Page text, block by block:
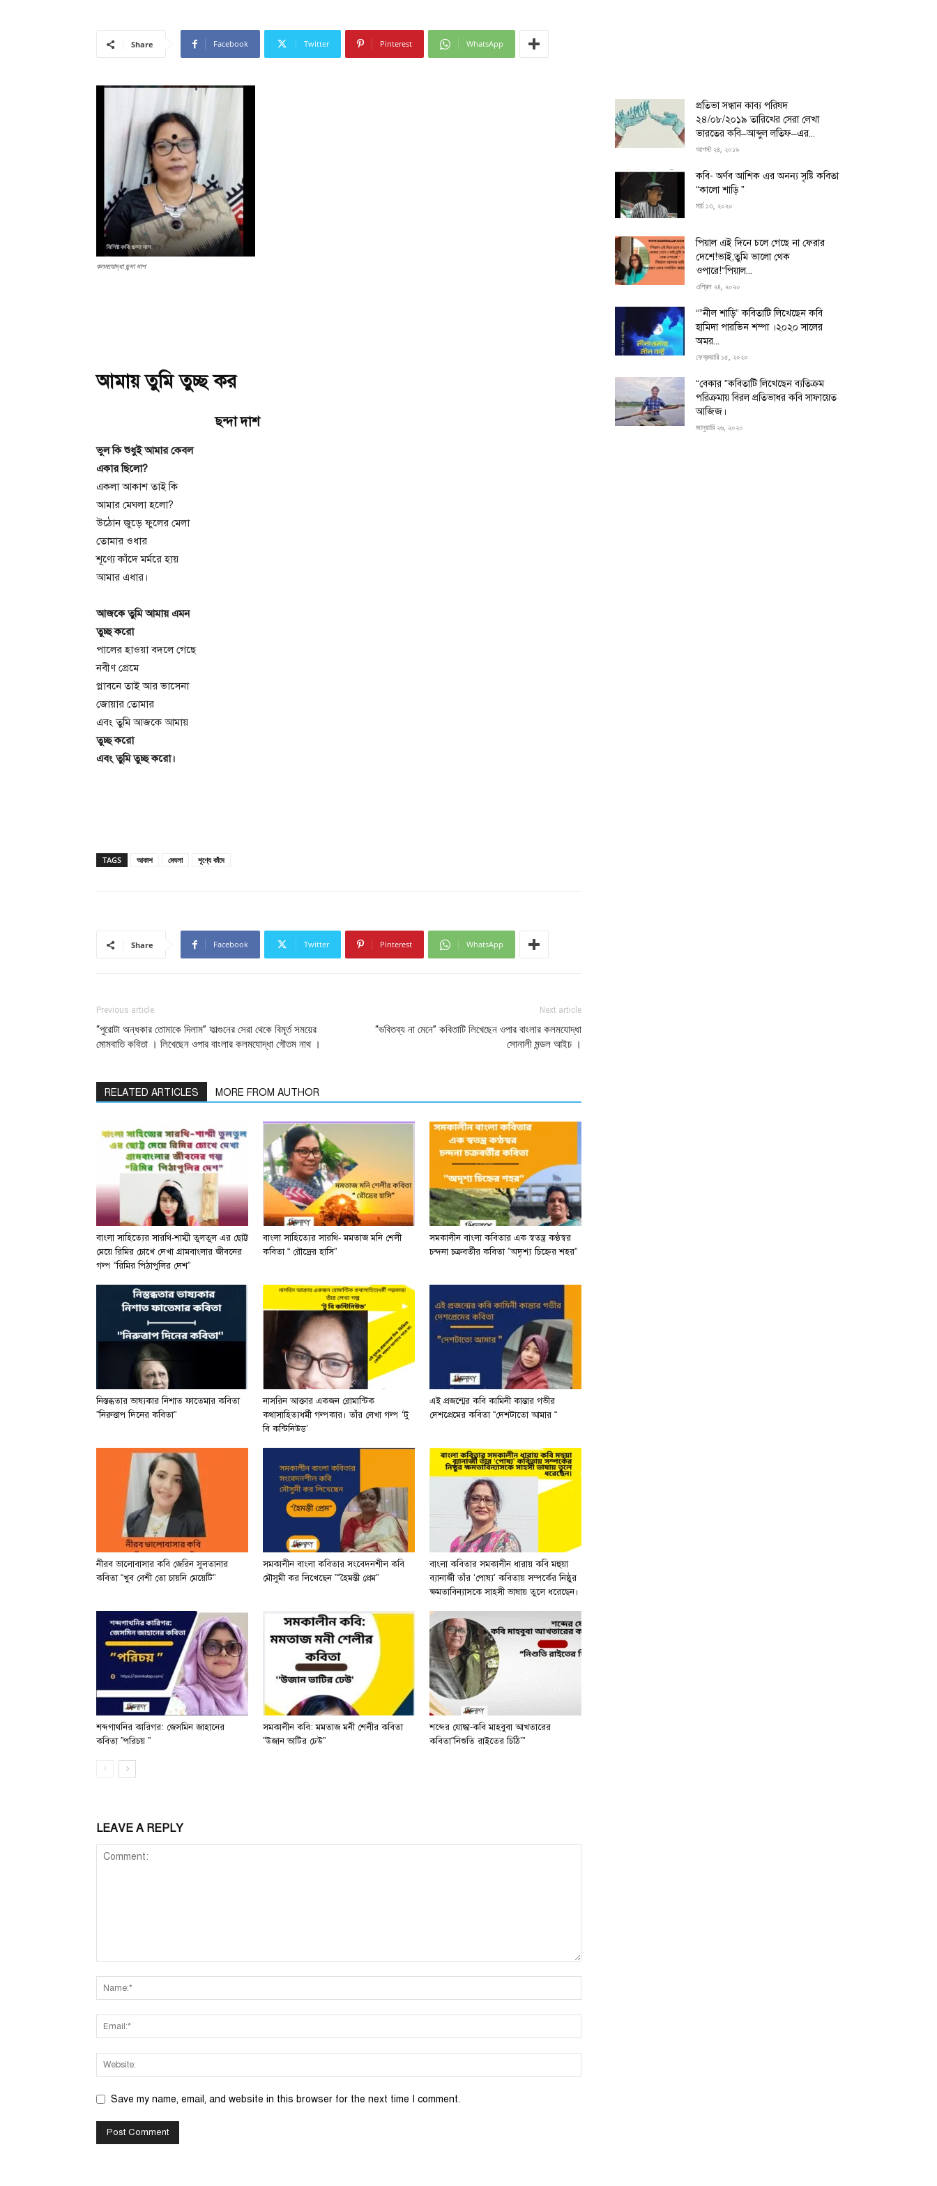
Share Facebook Twitter Pinterest WhatsApp
কলমযোদ্ধা ছন্দা দাশ
আমায় তুমি তুচ্ছ কর
ছন্দা দাশ
ভুল কি শুধুই আমার কেবল
একার ছিলো?
একলা আকাশ তাই কি
আমার মেঘলা হলো?
উঠোন জুড়ে ফুলের মেলা
তোমার ওধার
শূণ্যে কাঁদে মর্মরে হায়
আমার এধার।
আজকে তুমি আমায় এমন
তুচ্ছ করো
পালের হাওয়া বদলে গেছে
নবীণ প্রেমে
প্লাবনে তাই আর ভাসেনা
জোয়ার তোমার
এবং তুমি আজকে আমায়
তুচ্ছ করো
এবং তুমি তুচ্ছ করো।
TAGS আকাশ মেঘলা শূণ্যে কাঁদে
Share Facebook Twitter Pinterest WhatsApp
Previous article
“পুরোটা অন্ধকার তোমাকে দিলাম” ফাল্গুনের সেরা থেকে বিমূর্ত সময়ের
মোমবাতি কবিতা । লিখেছেন ওপার বাংলার কলমযোদ্ধা গৌতম নাথ ।
Next article
“ভবিতব্য না মেনে” কবিতাটি লিখেছেন ওপার বাংলার কলমযোদ্ধা
সোনালী মন্ডল আইচ ।
RELATED ARTICLES MORE FROM AUTHOR
বাংলা সাহিত্যের সারথি-শাম্মী তুলতুল এর ছোট্ট
মেয়ে রিমির চোখে দেখা গ্রামবাংলার জীবনের
গল্প “রিমির পিঠাপুলির দেশ”
বাংলা সাহিত্যের সারথি- মমতাজ মনি শেলী
কবিতা “ রৌদ্রের হাসি”
সমকালীন বাংলা কবিতার এক স্বতন্ত্র কণ্ঠস্বর
চন্দনা চক্রবর্তীর কবিতা ”অদৃশ্য চিহ্নের শহর”
নিস্তব্ধতার ভাষ্যকার নিশাত ফাতেমার কবিতা
”নিরুত্তাপ দিনের কবিতা”
নাসরিন আক্তার একজন রোমান্টিক
কথাসাহিত্যধর্মী গল্পকার। তাঁর লেখা গল্প ‘টু
বি কন্টিনিউড’
এই প্রজন্মের কবি কামিনী কান্তার গভীর
দেশপ্রেমের কবিতা “দেশটাতো আমার “
নীরব ভালোবাসার কবি জেরিন সুলতানার
কবিতা “খুব বেশী তো চায়নি মেয়েটি”
সমকালীন বাংলা কবিতার সংবেদনশীল কবি
মৌসুমী কর লিখেছেন ”“হৈমন্তী প্রেম”
বাংলা কবিতার সমকালীন ধারায় কবি মহুয়া
ব্যানার্জী তাঁর ‘পোষ্য’ কবিতায় সম্পর্কের নিষ্ঠুর
ক্ষমতাবিন্যাসকে সাহসী ভাষায় তুলে ধরেছেন।
শব্দগাথনির কারিগর: জেসমিন জাহানের
কবিতা ”পরিচয় ”
সমকালীন কবি: মমতাজ মনী শেলীর কবিতা
”উজান ভাটির ঢেউ”
শব্দের যোদ্ধা-কবি মাহবুবা আখতারের
কবিতা“নিশুতি রাইতের চিঠি’”
LEAVE A REPLY
Save my name, email, and website in this browser for the next time I comment.
প্রতিভা সন্ধান কাব্য পরিষদ
২৪/০৮/২০১৯ তারিখের সেরা লেখা
ভারতের কবি–আব্দুল লতিফ–এর...
আগস্ট ২৪, ২০১৯
কবি- অর্ণব আশিক এর অনন্য সৃষ্টি কবিতা
“কালো শাড়ি ”
মার্চ ১৩, ২০২০
পিয়াল এই দিনে চলে গেছে না ফেরার
দেশে!ভাই,তুমি ভালো থেক
ওপারে!“পিয়াল...
এপ্রিল ২৪, ২০২০
“”নীল শাড়ি” কবিতাটি লিখেছেন কবি
হামিদা পারভিন শম্পা ।২০২০ সালের
অমর...
ফেব্রুয়ারি ১৫, ২০২০
“বেকার ”কবিতাটি লিখেছেন ব্যতিক্রম
পরিক্রমায় বিরল প্রতিভাধর কবি সাফায়েত
আজিজ।
জানুয়ারি ২৬, ২০২০